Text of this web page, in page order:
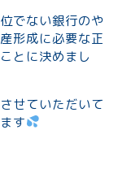
でない銀行のや
形成に必要な正
とに決めまし
せていただいて
す